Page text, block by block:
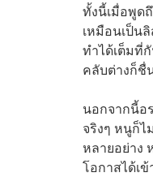
ทั้งนี้เมื่อพูด
เหมือนเป็น
ทำได้เต็มที่
คลับต่างก็ชื่
นอกจากนี้อ
จริงๆ หนูก็ไ
หลายอย่าง
โอกาสได้เ